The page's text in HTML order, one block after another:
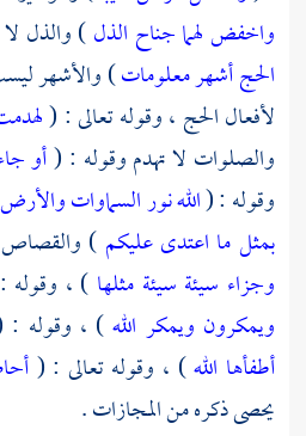
واخفض لهما جناح الذل) والذل
الحج أشهر معلومات) والأشهر
لأفعال الحج ، وقوله تعالى : (
والصلوات لا تهدم وقوله : (أو
وقوله : (الله نور السماوات
بمثل ما اعتدى عليكم )
وجزاء سيئة سيئة مثلها ) ،
ويمكرون ويمكر الله) ، وقوله
أطفأها الله) ، وقوله تعالى : (
يحصى ذكره من المجازات .